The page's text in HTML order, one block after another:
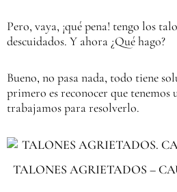
Pero, vaya, ¡qué pena! tengo los
descuidados. Y ahora ¿Qué hago?
Bueno, no pasa nada, todo tiene
primero es reconocer que tenemos
trabajamos para resolverlo.
TALONES AGRIETADOS –